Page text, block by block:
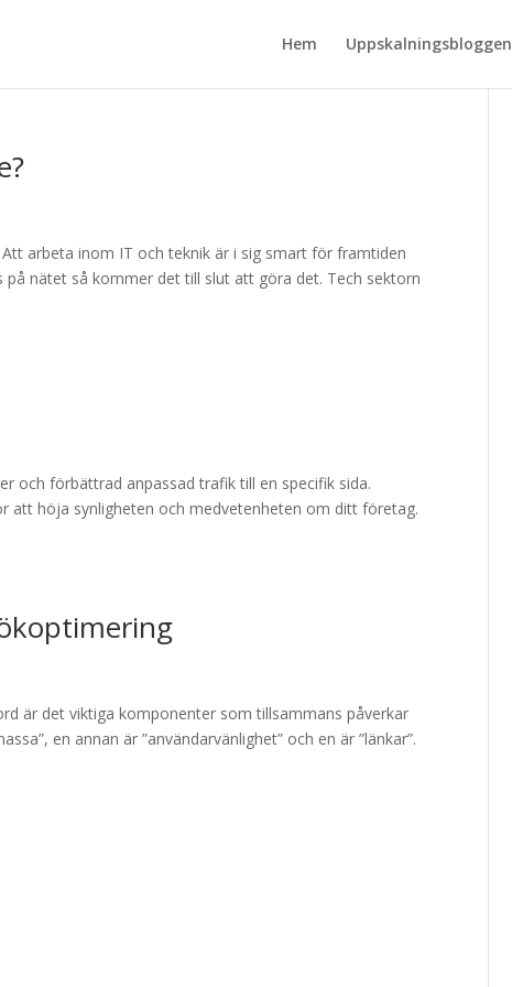
Hem Uppskalningsbloggen
arbeta inom IT och teknik är i sig smart för framtiden
nätet så kommer det till slut att göra det. Tech sektorn
och förbättrad anpassad trafik till en specifik sida.
att höja synligheten och medvetenheten om ditt företag.
är det viktiga komponenter som tillsammans påverkar
en annan är ”användarvänlighet” och en är ”länkar”.